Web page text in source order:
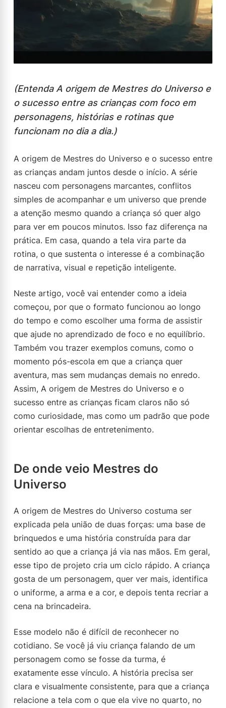
(Entenda A origem de Mestres do Universo e
o sucesso entre as crianças com foco em
personagens, histórias e rotinas que
funcionam no dia a dia.)
A origem de Mestres do Universo e o sucesso entre
as crianças andam juntos desde o início. A série
nasceu com personagens marcantes, conflitos
simples de acompanhar e um universo que prende
a atenção mesmo quando a criança só quer algo
para ver em poucos minutos. Isso faz diferença na
prática. Em casa, quando a tela vira parte da
rotina, o que sustenta o interesse é a combinação
de narrativa, visual e repetição inteligente.
Neste artigo, você vai entender como a ideia
começou, por que o formato funcionou ao longo
do tempo e como escolher uma forma de assistir
que ajude no aprendizado de foco e no equilíbrio.
Também vou trazer exemplos comuns, como o
momento pós-escola em que a criança quer
aventura, mas sem mudanças demais no enredo.
Assim, A origem de Mestres do Universo e o
sucesso entre as crianças ficam claros não só
como curiosidade, mas como um padrão que pode
orientar escolhas de entretenimento.
De onde veio Mestres do
Universo
A origem de Mestres do Universo costuma ser
explicada pela união de duas forças: uma base de
brinquedos e uma história construída para dar
sentido ao que a criança já via nas mãos. Em geral,
esse tipo de projeto cria um ciclo rápido. A criança
gosta de um personagem, quer ver mais, identifica
o uniforme, a arma e a cor, e depois tenta recriar a
cena na brincadeira.
Esse modelo não é difícil de reconhecer no
cotidiano. Se você já viu criança falando de um
personagem como se fosse da turma, é
exatamente esse vínculo. A história precisa ser
clara e visualmente consistente, para que a criança
relacione a tela com o que ela vive no quarto, no